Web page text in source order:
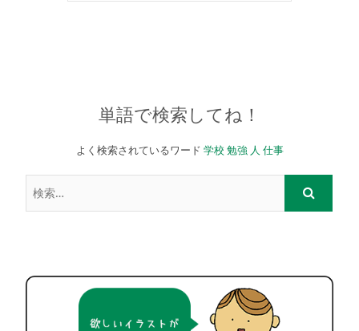
単語で検索してね！
よく検索されているワード 学校 勉強 人 仕事